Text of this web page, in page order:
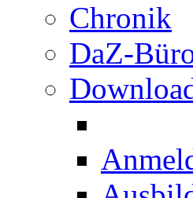
Chronik
DaZ-